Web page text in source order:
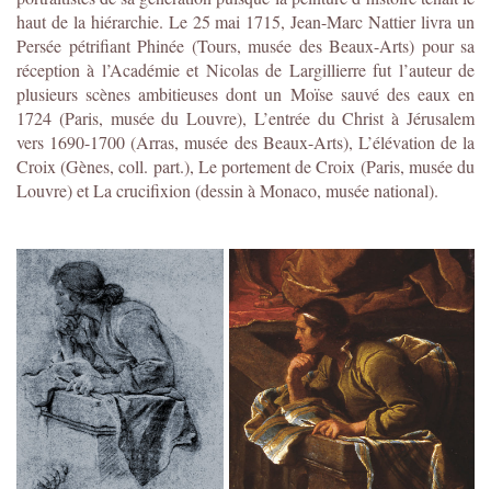
haut de la hiérarchie. Le 25 mai 1715, Jean-Marc Nattier livra un
Persée pétrifiant Phinée (Tours, musée des Beaux-Arts) pour sa
réception à l’Académie et Nicolas de Largillierre fut l’auteur de
plusieurs scènes ambitieuses dont un Moïse sauvé des eaux en
1724 (Paris, musée du Louvre), L’entrée du Christ à Jérusalem
vers 1690-1700 (Arras, musée des Beaux-Arts), L’élévation de la
Croix (Gènes, coll. part.), Le portement de Croix (Paris, musée du
Louvre) et La crucifixion (dessin à Monaco, musée national).